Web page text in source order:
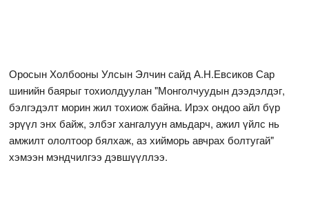
Оросын Холбооны Улсын Элчин сайд А.Н.Евсиков Сар
шинийн баярыг тохиолдуулан "Монголчуудын дээдэлдэг,
бэлгэдэлт морин жил тохиож байна. Ирэх ондоо айл бүр
эрүүл энх байж, элбэг хангалуун амьдарч, ажил үйлс нь
амжилт ололтоор бялхаж, аз хийморь авчрах болтугай"
хэмээн мэндчилгээ дэвшүүллээ.